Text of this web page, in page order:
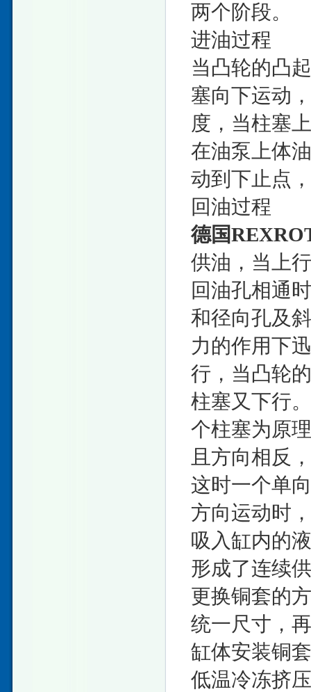
两个阶段。
进油过程
当凸轮的凸
塞向下运动
度，当柱塞
在油泵上体
动到下止点
回油过程
德国
供油，当上
回油孔相通
和径向孔及
力的作用下
行，当凸轮
柱塞又下行
个柱塞为原
且方向相反
这时一个单
方向运动时
吸入缸内的
形成了连续
更换铜套的
统一尺寸，
缸体安装铜
低温冷冻挤